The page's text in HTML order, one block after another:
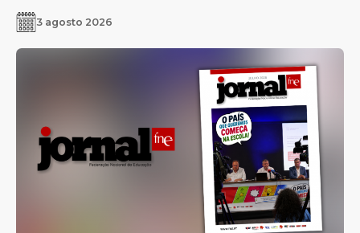
3 agosto 2026